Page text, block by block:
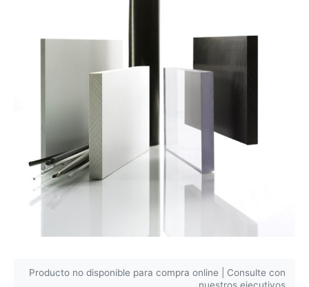
Producto no disponible para compra online | Consulte con
nuestros ejecutivos